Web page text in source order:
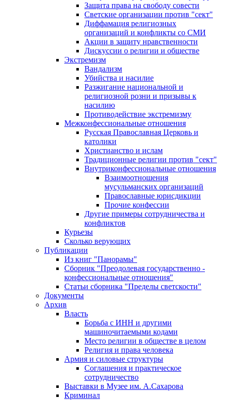
Защита права на свободу совести
Светские организации против "сект"
Диффамация религиозных
организаций и конфликты со СМИ
Акции в защиту нравственности
Дискуссии о религии и обществе
Экстремизм
Вандализм
Убийства и насилие
Разжигание национальной и
религиозной розни и призывы к
насилию
Противодействие экстремизму
Межконфессиональные отношения
Русская Православная Церковь и
католики
Христианство и ислам
Традиционные религии против "сект"
Внутриконфессиональные отношения
Взаимоотношения
мусульманских организаций
Православные юрисдикции
Прочие конфессии
Другие примеры сотрудничества и
конфликтов
Курьезы
Сколько верующих
Публикации
Из книг "Панорамы"
Сборник "Преодолевая государственно -
конфессиональные отношения"
Статьи сборника "Пределы светскости"
Документы
Архив
Власть
Борьба с ИНН и другими
машиночитаемыми кодами
Место религии в обществе в целом
Религия и права человека
Армия и силовые структуры
Соглашения и практическое
сотрудничество
Выставки в Музее им. А.Сахарова
Криминал